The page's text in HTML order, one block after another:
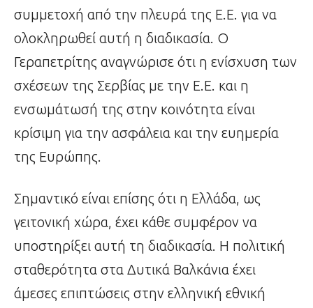
συμμετοχή από την πλευρά της Ε.Ε. για να
ολοκληρωθεί αυτή η διαδικασία. Ο
Γεραπετρίτης αναγνώρισε ότι η ενίσχυση των
σχέσεων της Σερβίας με την Ε.Ε. και η
ενσωμάτωσή της στην κοινότητα είναι
κρίσιμη για την ασφάλεια και την ευημερία
της Ευρώπης.
Σημαντικό είναι επίσης ότι η Ελλάδα, ως
γειτονική χώρα, έχει κάθε συμφέρον να
υποστηρίξει αυτή τη διαδικασία. Η πολιτική
σταθερότητα στα Δυτικά Βαλκάνια έχει
άμεσες επιπτώσεις στην ελληνική εθνική